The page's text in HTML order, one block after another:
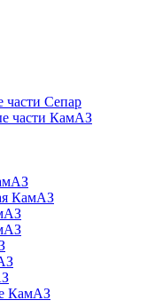
части Сепар
части КамАЗ
КамАЗ
КамАЗ